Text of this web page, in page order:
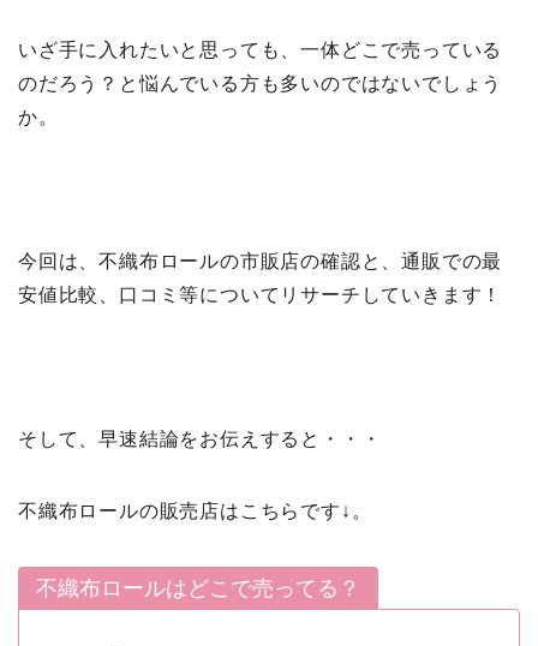
いざ手に入れたいと思っても、一体どこで売っている
のだろう？と悩んでいる方も多いのではないでしょう
か。
今回は、不織布ロールの市販店の確認と、通販での最
安値比較、口コミ等についてリサーチしていきます！
そして、早速結論をお伝えすると・・・
不織布ロールの販売店はこちらです↓。
不織布ロールはどこで売ってる？